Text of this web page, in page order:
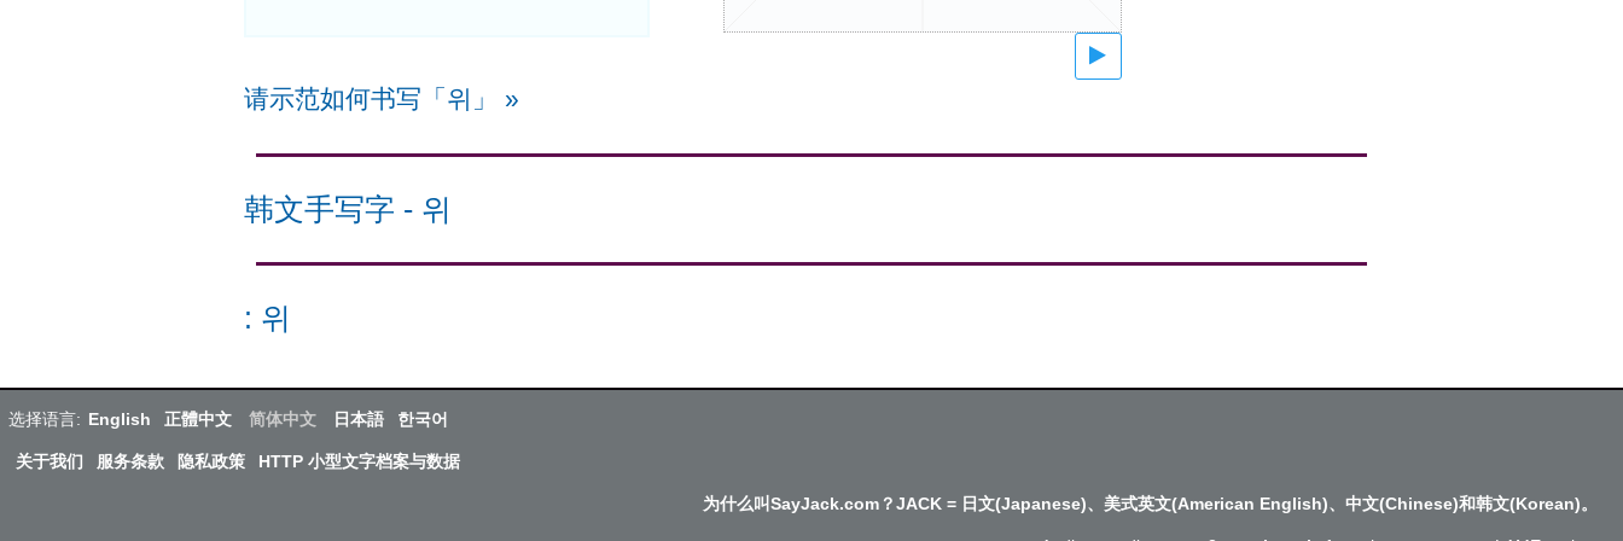
请示范如何书写「위」 »
韩文手写字 - 위
: 위
选择语言: English 正體中文 简体中文 日本語 한국어
关于我们 服务条款 隐私政策 HTTP 小型文字档案与数据
为什么叫SayJack.com？JACK = 日文(Japanese)、美式英文(American English)、中文(Chinese)和韩文(Korean)。